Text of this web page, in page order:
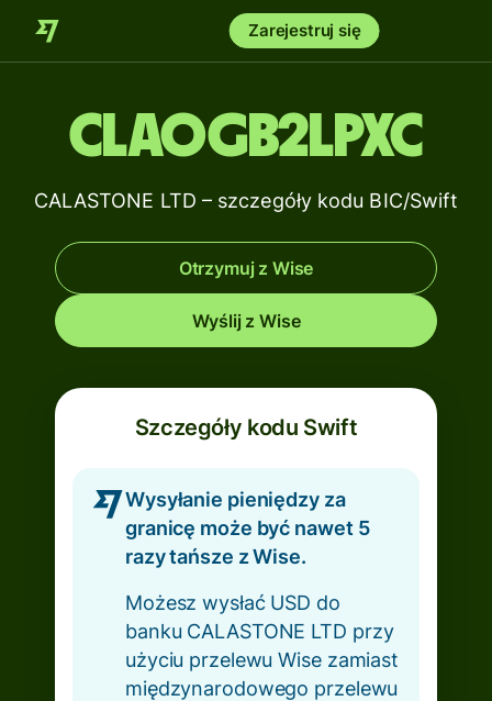
Zarejestruj się
CLAOGB2LPXC
CALASTONE LTD – szczegóły kodu BIC/Swift
Otrzymuj z Wise
Wyślij z Wise
Szczegóły kodu Swift
Wysyłanie pieniędzy za
granicę może być nawet 5
razy tańsze z Wise.
Możesz wysłać USD do
banku CALASTONE LTD przy
użyciu przelewu Wise zamiast
międzynarodowego przelewu